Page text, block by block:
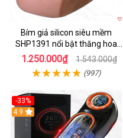
Bím giả silicon siêu mềm
SHP1391 nổi bật thăng hoa
hoàn hảo
1.250.000₫ 1.543.000₫
(997)
-33%
Hot
4.9